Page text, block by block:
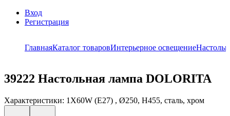
Вход
Регистрация
ГлавнаяКаталог товаровИнтерьерное освещение
39222 Настольная лампа DOLORITA
Характеристики: 1X60W (E27) , Ø250, H455, сталь, хром